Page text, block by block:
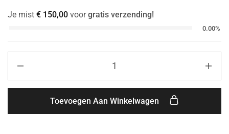
Je mist € 150,00 voorgratis verzending!
0.00%
Toevoegen Aan Winkelwagen